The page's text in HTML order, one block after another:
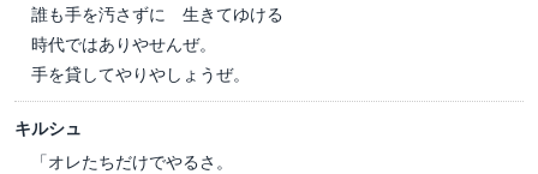
誰も手を汚さずに 生きてゆける
時代ではありやせんぜ。
手を貸してやりやしょうぜ。
キルシュ
「オレたちだけでやるさ。